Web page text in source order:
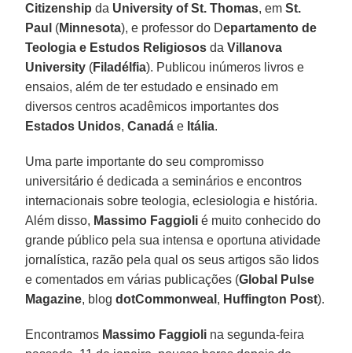
Citizenship da University of St. Thomas, emSt.
Paul (Minnesota), e professor do Departamento de
Teologia e Estudos ReligiososdaVillanova
University (Filadélfia). Publicou inúmeros livros e
ensaios, além de ter estudado e ensinado em
diversos centros acadêmicos importantes dos
Estados Unidos,Canadá e Itália.
Uma parte importante do seu compromisso
universitário é dedicada a seminários e encontros
internacionais sobre teologia, eclesiologia e história.
Além disso, Massimo Faggioli é muito conhecido do
grande público pela sua intensa e oportuna atividade
jornalística, razão pela qual os seus artigos são lidos
e comentados em várias publicações (Global Pulse
Magazine, blogdotCommonweal , Huffington Post).
Encontramos Massimo Faggioli na segunda-feira